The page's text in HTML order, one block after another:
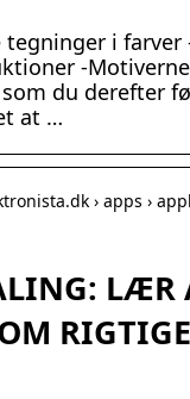
tegninger i
-
du derefter
at …
› apps ›
LÆR